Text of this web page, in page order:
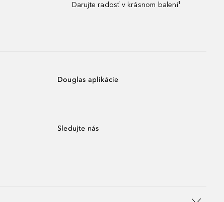
Darujte radosť v krásnom balení¹
Douglas aplikácie
Sledujte nás